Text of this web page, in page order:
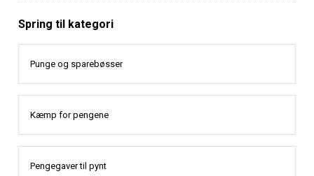
Spring til kategori
Punge og sparebøsser
Kæmp for pengene
Pengegaver til pynt